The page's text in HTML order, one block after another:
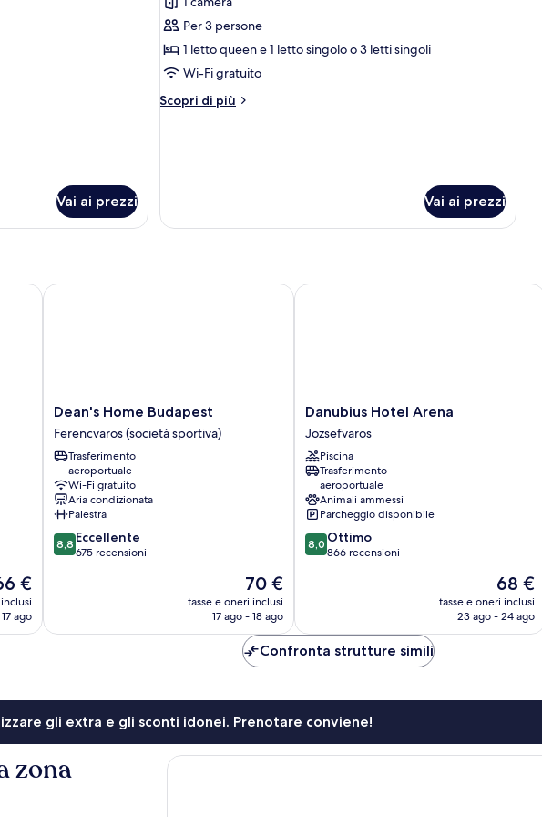
Vai ai prezzi
foto
per
Superior
Plus
Room
Per 3 persone
1 letto queen e 1 letto singolo o 3 letti singoli
Wi-Fi gratuito
Scopri di più
Altri
Vai ai prezzi
€
ago
Dean's
Home
Budapest
Ferencvaros
(società
sportiva)
Dean's Home Budapest
Ferencvaros (società sportiva)
Trasferimento
aeroportuale
Wi-Fi gratuito
Aria condizionata
Palestra
8.8
su
8,8 Eccellente
675 recensioni
Il
prezzo
attuale
70 €
70 €
tasse e oneri inclusi
17 ago - 18 ago
Dean's Home Budapest
Danubius
Hotel
Arena
Jozsefvaros
Danubius Hotel Arena
Jozsefvaros
Piscina
Trasferimento
aeroportuale
Animali ammessi
Parcheggio disponibile
8.0
su
8,0 Ottimo
866 recensioni
Il
prezzo
attuale
68 €
tasse e oneri inclusi
23 ago - 24 ago
Danubius Hotel Arena
Confronta strutture simili
gli extra e gli sconti idonei. Prenotare conviene!
zona